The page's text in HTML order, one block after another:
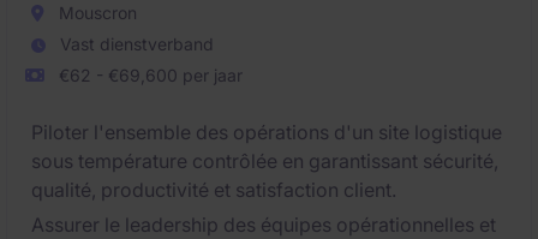
Mouscron
Vast dienstverband
€62 - €69,600 per jaar
Piloter l'ensemble des opérations d'un site logistique
sous température contrôlée en garantissant sécurité,
qualité, productivité et satisfaction client.
Assurer le leadership des équipes opérationnelles et